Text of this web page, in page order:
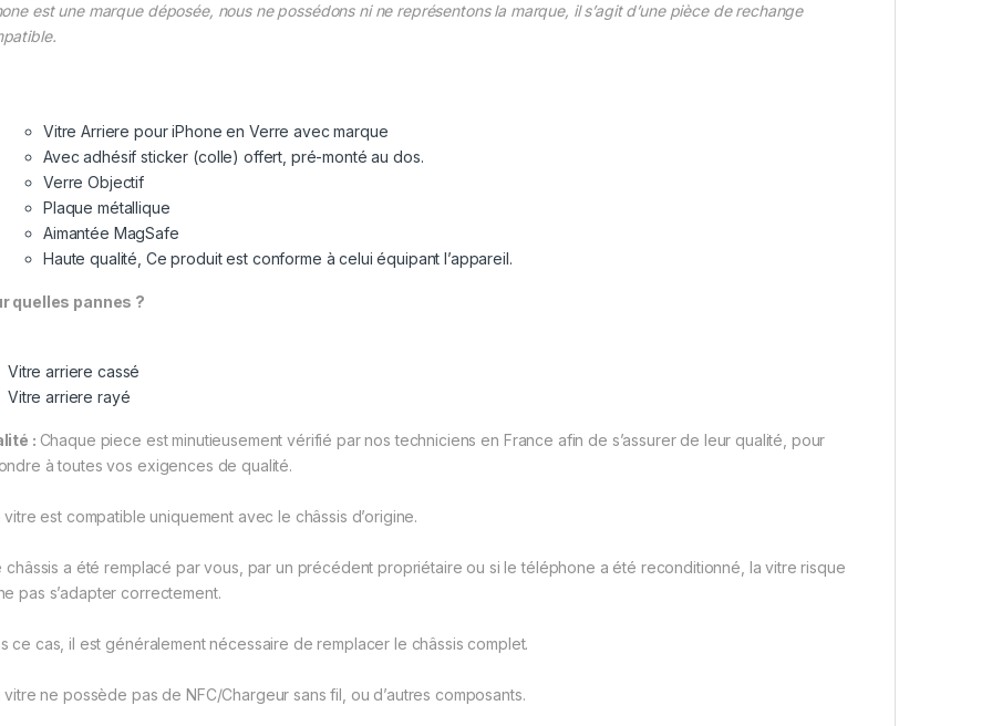
est une marque déposée, nous ne possédons ni ne représentons la marque, il s’agit d’une pièce de rechange
Vitre Arriere pour iPhone en Verre avec marque
Avec adhésif sticker (colle) offert, pré-monté au dos.
Verre Objectif
Plaque métallique
Aimantée MagSafe
Haute qualité, Ce produit est conforme à celui équipant l’appareil.
quelles pannes ?
Vitre arriere cassé
Vitre arriere rayé
: Chaque piece est minutieusement vérifié par nos techniciens en France afin de s’assurer de leur qualité, pour
à toutes vos exigences de qualité.
vitre est compatible uniquement avec le châssis d’origine.
châssis a été remplacé par vous, par un précédent propriétaire ou si le téléphone a été reconditionné, la vitre risque
pas s’adapter correctement.
ce cas, il est généralement nécessaire de remplacer le châssis complet.
vitre ne possède pas de NFC/Chargeur sans fil, ou d’autres composants.